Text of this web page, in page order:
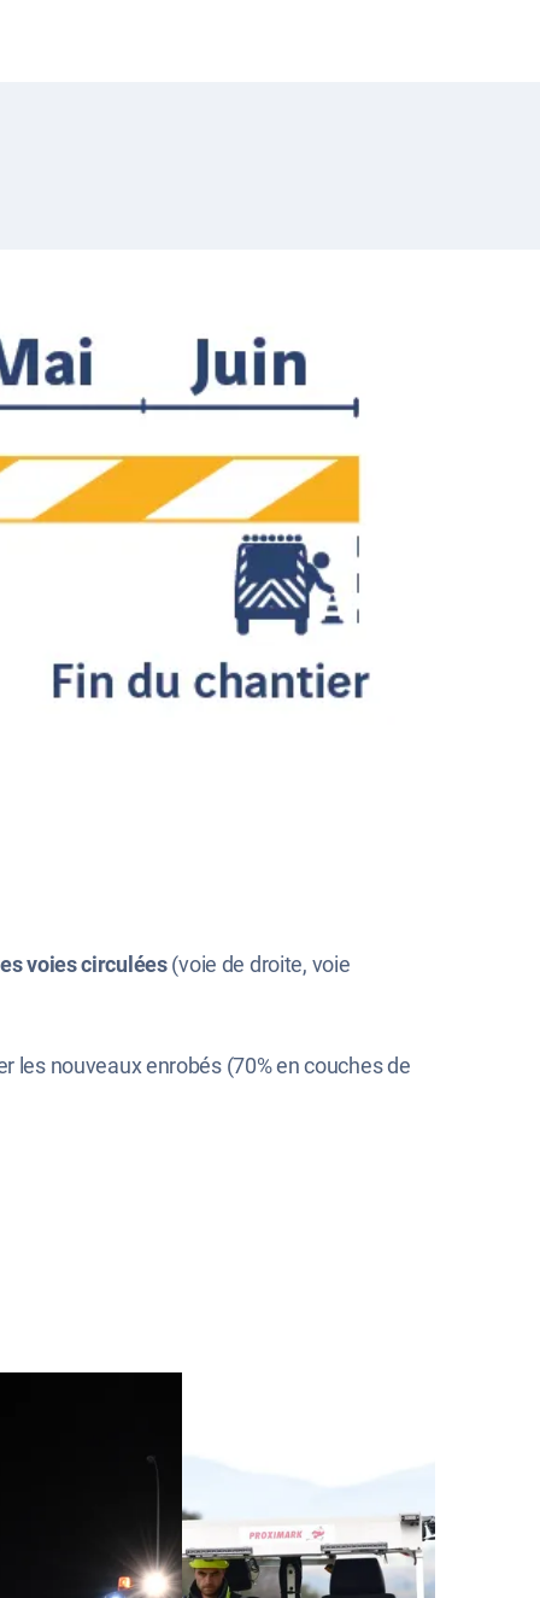
voies circulées(voie de droite, voie
les nouveaux enrobés (70% en couches de